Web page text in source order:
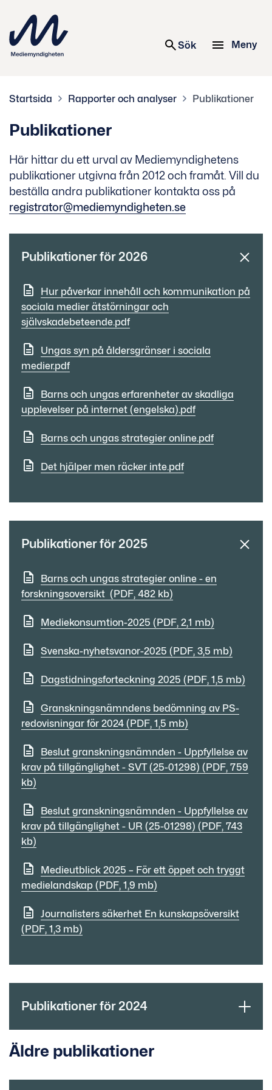
Sök Meny
Startsida Rapporter och analyser Publikationer
Publikationer
Här hittar du ett urval av Mediemyndighetens
publikationer utgivna från 2012 och framåt. Vill du
beställa andra publikationer kontakta oss på
registrator@mediemyndigheten.se
Publikationer för 2026
Hur påverkar innehåll och kommunikation på
sociala medier ätstörningar och
självskadebeteende.pdf
Ungas syn på åldersgränser i sociala
medier.pdf
Barns och ungas erfarenheter av skadliga
upplevelser på internet (engelska).pdf
Barns och ungas strategier online.pdf
Det hjälper men räcker inte.pdf
Publikationer för 2025
Barns och ungas strategier online - en
forskningsoversikt (PDF, 482 kb)
Mediekonsumtion-2025 (PDF, 2,1 mb)
Svenska-nyhetsvanor-2025 (PDF, 3,5 mb)
Dagstidningsforteckning 2025 (PDF, 1,5 mb)
Granskningsnämndens bedömning av PS-
redovisningar för 2024 (PDF, 1,5 mb)
Beslut granskningsnämnden - Uppfyllelse av
krav på tillgänglighet - SVT (25-01298) (PDF, 759
kb)
Beslut granskningsnämnden - Uppfyllelse av
krav på tillgänglighet - UR (25-01298) (PDF, 743
kb)
Medieutblick 2025 – För ett öppet och tryggt
medielandskap (PDF, 1,9 mb)
Journalisters säkerhet En kunskapsöversikt
(PDF, 1,3 mb)
Publikationer för 2024
Äldre publikationer